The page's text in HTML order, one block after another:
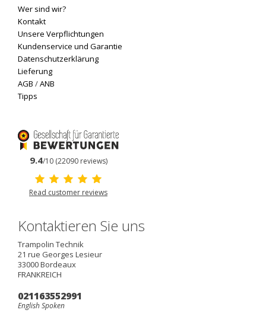
Wer sind wir?
Kontakt
Unsere Verpflichtungen
Kundenservice und Garantie
Datenschutzerklärung
Lieferung
AGB /ANB
Tipps
9.4/10 (22090 reviews)
Read customer reviews
Kontaktieren Sie uns
Trampolin Technik
21 rue Georges Lesieur
33000Bordeaux
FRANKREICH
021163552991
English Spoken